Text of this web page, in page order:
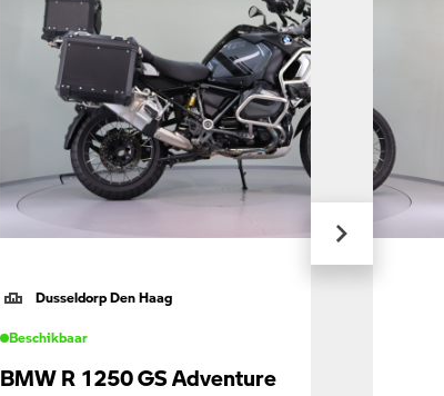
Dusseldorp Den Haag
Beschikbaar
BMW R 1250 GS Adventure